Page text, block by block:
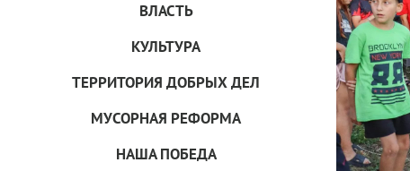
ВЛАСТЬ
КУЛЬТУРА
ТЕРРИТОРИЯ ДОБРЫХ ДЕЛ
МУСОРНАЯ РЕФОРМА
НАША ПОБЕДА